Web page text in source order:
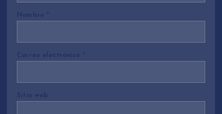
Nombre *
Correo electrónico *
Sitio web